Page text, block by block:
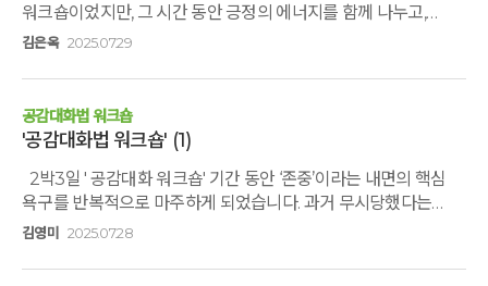
워크숍이었지만, 그 시간 동안 긍정의 에너지를 함께 나누고,
서로의 불안을 공감하며 저는 제 안의 성장의 동력을 발견할 수
오픈채킹방에서의 다짐들 또한 바쁜 일상과 힘겨운 삶속에서
다시금 나 자신을 일으켜 세우는 힘이 되어 주고
있습니다. 조건화된 행복이 아닌, '지금 여기'에 머물며 느낄 수
있는 진짜 행복을 추구 하고 싶은 분들, 내면의 변화는 생각보다
가까운 곳에서 시작될 수 있습니다.
김은옥 2025.07.29
공감대화법 워크숍
'공감대화법 워크숍' (1)
2박3일 ' 공감대화 워크숍' 기간 동안 ‘존중’이라는 내면의 핵심
욕구를 반복적으로 마주하게 되었습니다. 과거 무시당했다는
감정이 실제 상황이 아닌 해석에서 비롯된 것임을 인식하며,
시간이었습니다.공감하는 대화를 통해 자기 인식과 타인과의
김영미 2025.07.28